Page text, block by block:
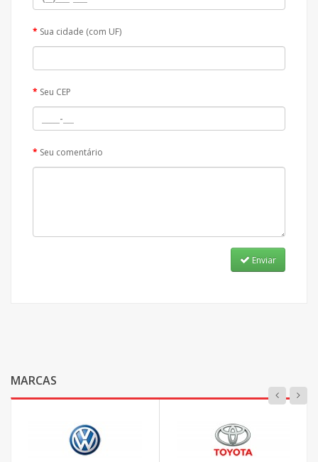
Sua cidade (com UF)
Seu CEP
Seu comentário
Enviar
MARCAS